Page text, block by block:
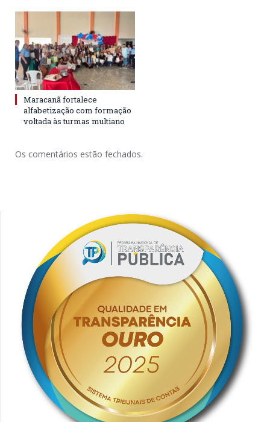
Maracanã fortalece
alfabetização com formação
voltada às turmas multiano
Os comentários estão fechados.